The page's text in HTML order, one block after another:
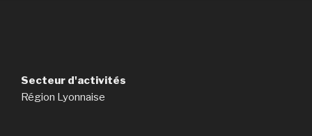
Secteur d'activités
Région Lyonnaise